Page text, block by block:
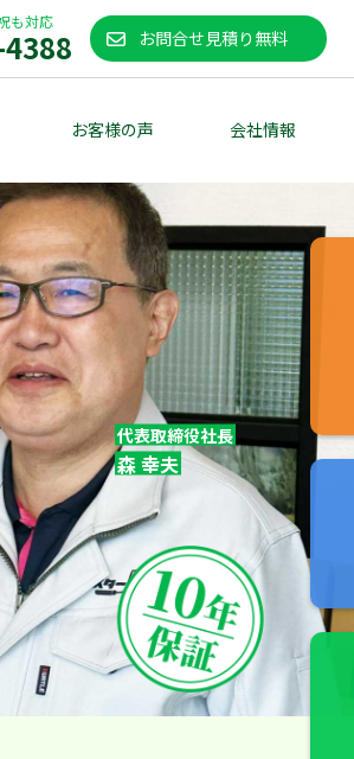
も対応
お問合せ見積り無料
お客様の声 会社情報
代表取締役社長
森 幸夫